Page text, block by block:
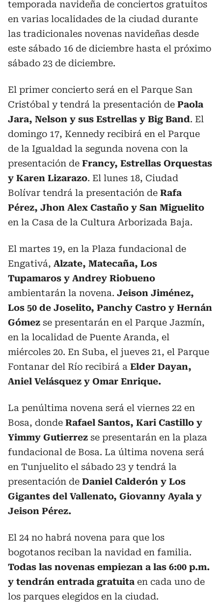
temporada navideña de conciertos gratuitos
en varias localidades de la ciudad durante
las tradicionales novenas navideñas desde
este sábado 16 de diciembre hasta el próximo
sábado 23 de diciembre.
El primer concierto será en el Parque San
Cristóbal y tendrá la presentación de Paola
Jara, Nelson y sus Estrellas y Big Band. El
domingo 17, Kennedy recibirá en el Parque
de la Igualdad la segunda novena con la
presentación de Francy, Estrellas Orquestas
y Karen Lizarazo. El lunes 18, Ciudad
Bolívar tendrá la presentación de Rafa
Pérez, Jhon Alex Castaño y San Miguelito
en la Casa de la Cultura Arborizada Baja.
El martes 19, en la Plaza fundacional de
Engativá, Alzate, Matecaña, Los
Tupamaros y Andrey Riobueno
ambientarán la novena. Jeison Jiménez,
Los 50 de Joselito, Panchy Castro y Hernán
Gómez se presentarán en el Parque Jazmín,
en la localidad de Puente Aranda, el
miércoles 20. En Suba, el jueves 21, el Parque
Fontanar del Río recibirá a Elder Dayan,
Aniel Velásquez y Omar Enrique.
La penúltima novena será el viernes 22 en
Bosa, donde Rafael Santos, Kari Castillo y
Yimmy Gutierrez se presentarán en la plaza
fundacional de Bosa. La última novena será
en Tunjuelito el sábado 23 y tendrá la
presentación de Daniel Calderón y Los
Gigantes del Vallenato, Giovanny Ayala y
Jeison Pérez.
El 24 no habrá novena para que los
bogotanos reciban la navidad en familia.
Todas las novenas empiezan a las 6:00 p.m.
y tendrán entrada gratuita en cada uno de
los parques elegidos en la ciudad.